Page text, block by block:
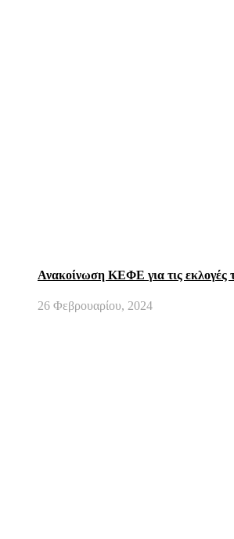
Ανακοίνωση ΚΕΦΕ για τις
26 Φεβρουαρίου, 2024